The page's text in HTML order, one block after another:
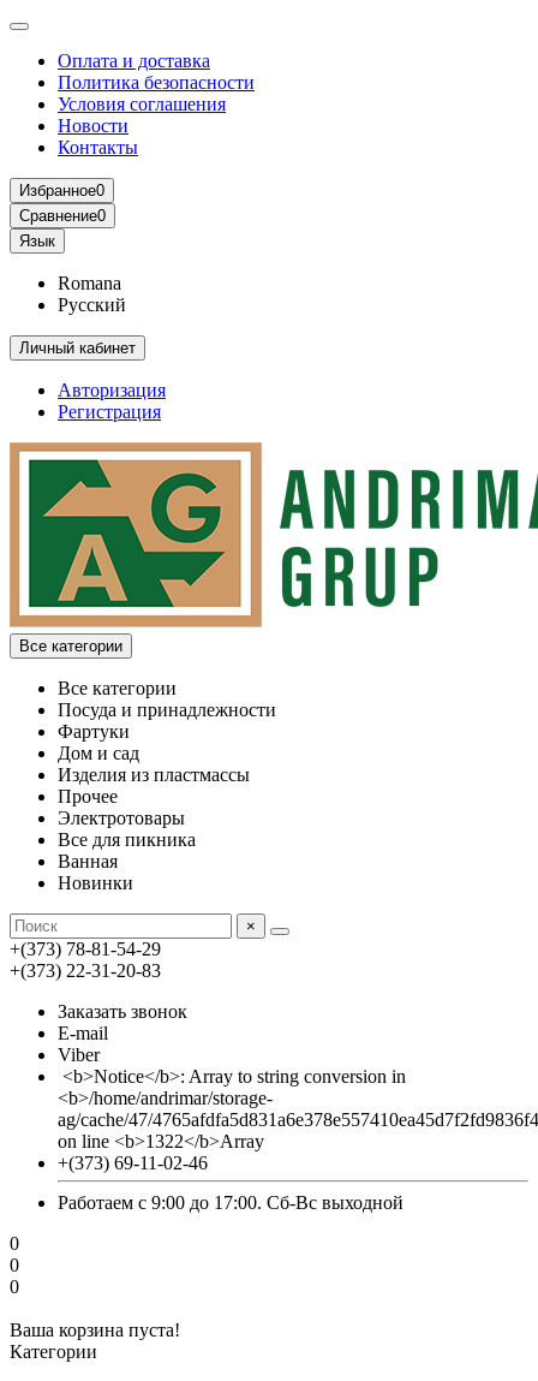
Оплата и доставка
Политика безопасности
Условия соглашения
Новости
Контакты
Избранное0
Сравнение0
Язык
Romana
Русский
Личный кабинет
Авторизация
Регистрация
Все категории
Все категории
Посуда и принадлежности
Фартуки
Дом и сад
Изделия из пластмассы
Прочее
Электротовары
Все для пикника
Ванная
Новинки
×
+(373) 78-81-54-29
+(373) 22-31-20-83
Заказать звонок
E-mail
Viber
<b>Notice</b>: Array to string conversion in
<b>/home/andrimar/storage-
ag/cache/47/
on line <b>1322</b>Array
+(373) 69-11-02-46
Работаем с 9:00 до 17:00. Сб-Вс выходной
0
0
0
Ваша корзина пуста!
Категории